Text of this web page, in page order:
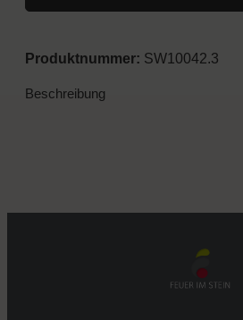
Produktnummer: SW10042.3
Beschreibung